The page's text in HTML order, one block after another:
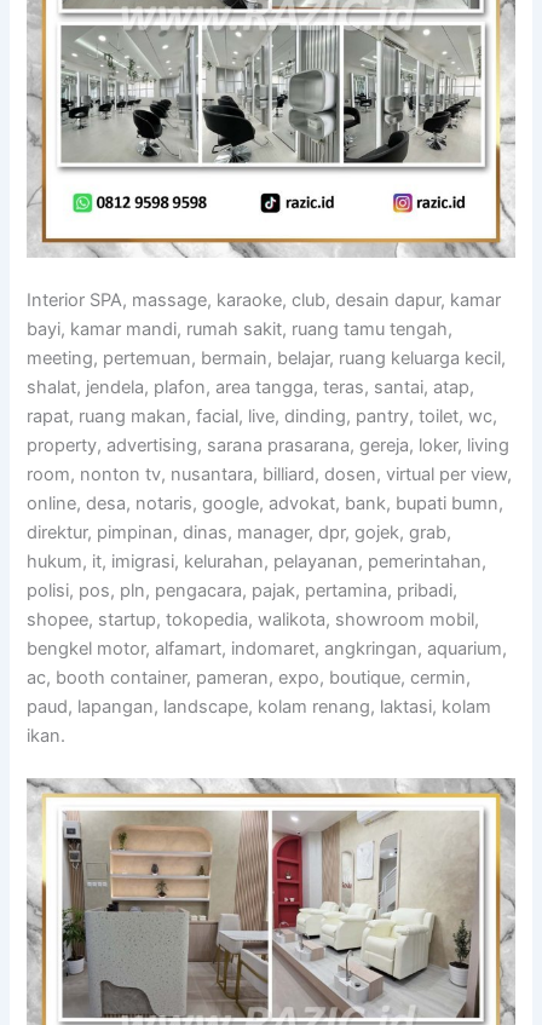
Interior SPA, massage, karaoke, club, desain dapur, kamar
bayi, kamar mandi, rumah sakit, ruang tamu tengah,
meeting, pertemuan, bermain, belajar, ruang keluarga kecil,
shalat, jendela, plafon, area tangga, teras, santai, atap,
rapat, ruang makan, facial, live, dinding, pantry, toilet, wc,
property, advertising, sarana prasarana, gereja, loker, living
room, nonton tv, nusantara, billiard, dosen, virtual per view,
online, desa, notaris, google, advokat, bank, bupati bumn,
direktur, pimpinan, dinas, manager, dpr, gojek, grab,
hukum, it, imigrasi, kelurahan, pelayanan, pemerintahan,
polisi, pos, pln, pengacara, pajak, pertamina, pribadi,
shopee, startup, tokopedia, walikota, showroom mobil,
bengkel motor, alfamart, indomaret, angkringan, aquarium,
ac, booth container, pameran, expo, boutique, cermin,
paud, lapangan, landscape, kolam renang, laktasi, kolam
ikan.